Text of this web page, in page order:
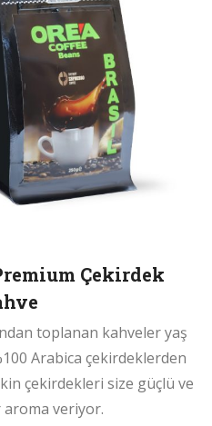
Çekirdek
toplanan kahveler yaş
Arabica çekirdeklerden
çekirdekleri size güçlü ve
veriyor.